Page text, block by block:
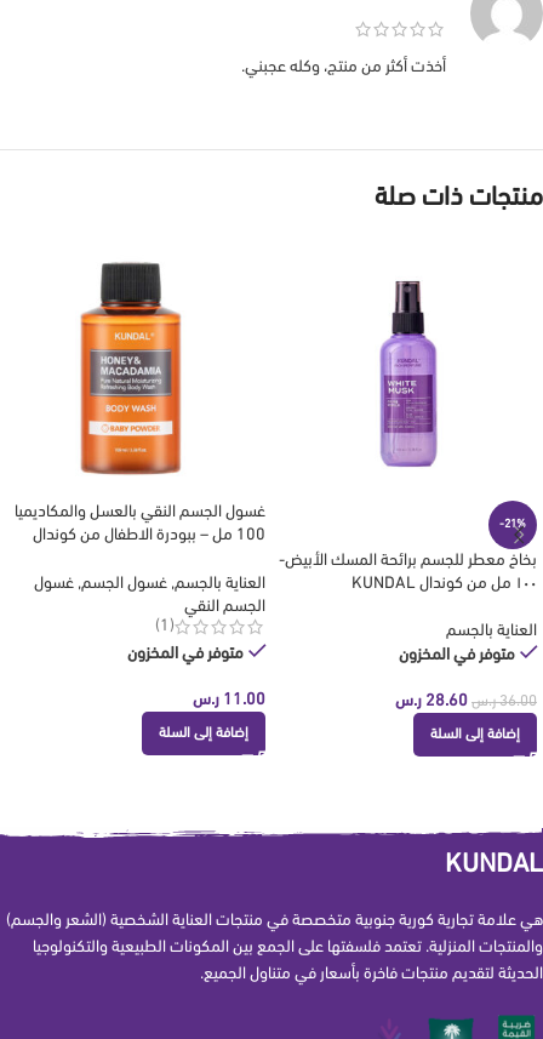
أخذت أكثر من منتج، وكله عجبني.
منتجات ذات صلة
-21%
بخاخ معطر للجسم برائحة المسك الأبيض-
١٠٠ مل من كوندال KUNDAL
العناية بالجسم
متوفر في المخزون
36.00 ر.س 28.60 ر.س
إضافة إلى السلة
غسول الجسم النقي بالعسل والمكاديميا
100 مل – ببودرة الاطفال من كوندال
العناية بالجسم, غسول الجسم, غسول
الجسم النقي
(1)
متوفر في المخزون
11.00 ر.س
إضافة إلى السلة
KUNDAL
هي علامة تجارية كورية جنوبية متخصصة في منتجات العناية الشخصية (الشعر والجسم)
والمنتجات المنزلية. تعتمد فلسفتها على الجمع بين المكونات الطبيعية والتكنولوجيا
الحديثة لتقديم منتجات فاخرة بأسعار في متناول الجميع.